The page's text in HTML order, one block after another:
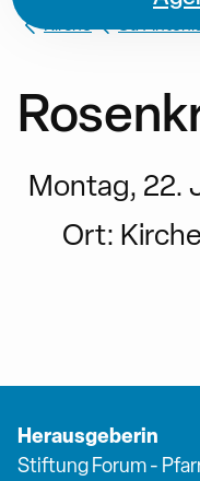
Kirche St.
Montag, 22.
Ort:
Herausgeberin
Stiftung Forum -